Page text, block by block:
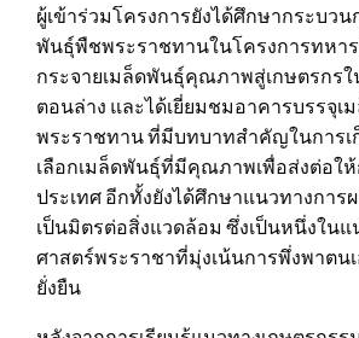
ผู้เข้าร่วมโครงการยังได้ศึกษากระบว
พันธุ์พืชพระราชทานในโครงการทหา
กระจายเมล็ดพันธุ์คุณภาพสู่เกษตรกร
ตอนล่าง และได้เยี่ยมชมอาคารบรรจุเ
พระราชทาน ที่มีบทบาทสำคัญในการเ
เลือกเมล็ดพันธุ์ที่มีคุณภาพเพื่อส่งต่อใ
ประเทศ อีกทั้งยังได้ศึกษาแนวทางการ
เป็นมิตรต่อสิ่งแวดล้อม ซึ่งเป็นหนึ่งใน
ศาสตร์พระราชาที่มุ่งเน้นการพึ่งพาตน
ยั่งยืน